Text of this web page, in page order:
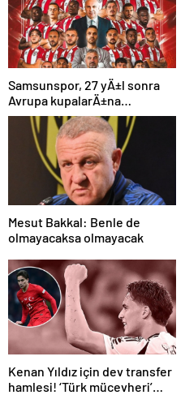
Samsunspor, 27 yÄ±l sonra
Avrupa kupalarÄ±na
katÄ±lÄ±yor
Mesut Bakkal: Benle de
olmayacaksa olmayacak
Kenan Yıldız için dev transfer
hamlesi! ‘Türk mücevheri’